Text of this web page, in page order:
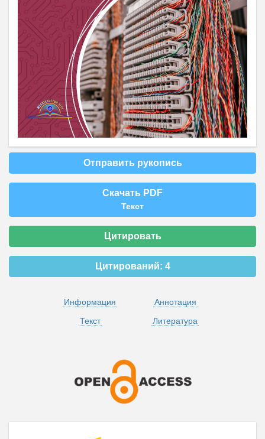
Отправить рукопись
Скачать PDF
Текст
Цитировать
Цитирований: 4
Информация
Аннотация
Текст
Литература